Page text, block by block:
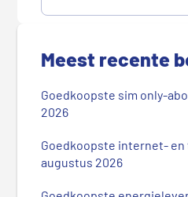
Meest recente
Goedkoopste sim only-
2026
Goedkoopste internet-
augustus 2026